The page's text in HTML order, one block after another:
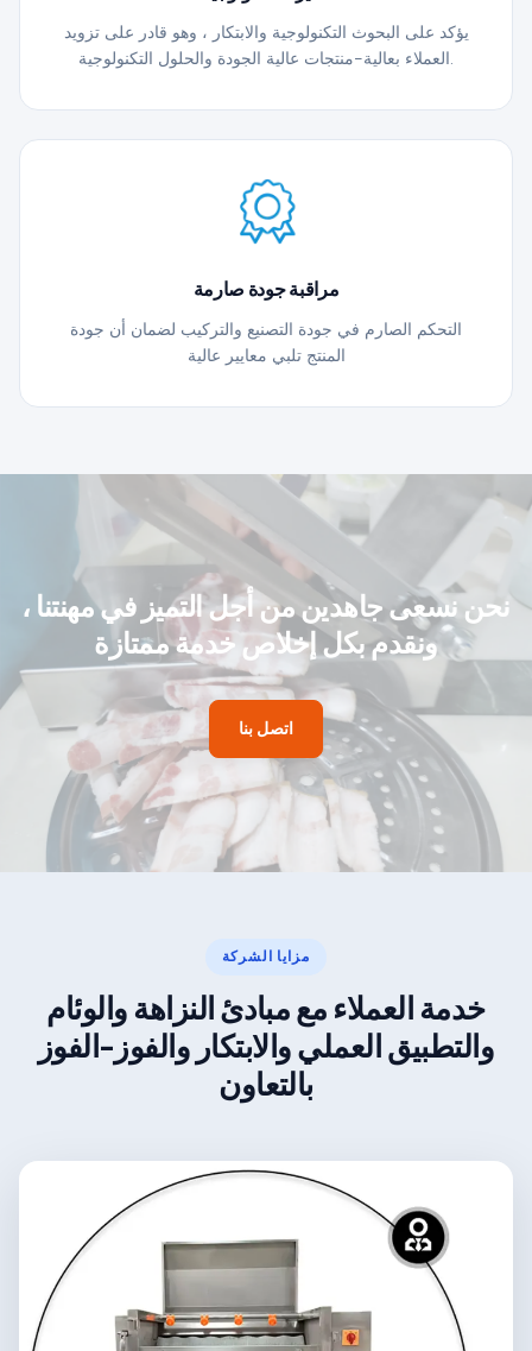
يؤكد على البحوث التكنولوجية والابتكار ، وهو قادر على تزويد
العملاء بعالية-منتجات عالية الجودة والحلول التكنولوجية.
مراقبة جودة صارمة
التحكم الصارم في جودة التصنيع والتركيب لضمان أن جودة
المنتج تلبي معايير عالية
نحن نسعى جاهدين من أجل التميز في مهنتنا ،
ونقدم بكل إخلاص خدمة ممتازة
اتصل بنا
مزايا الشركة
خدمة العملاء مع مبادئ النزاهة والوئام
والتطبيق العملي والابتكار والفوز-الفوز
بالتعاون